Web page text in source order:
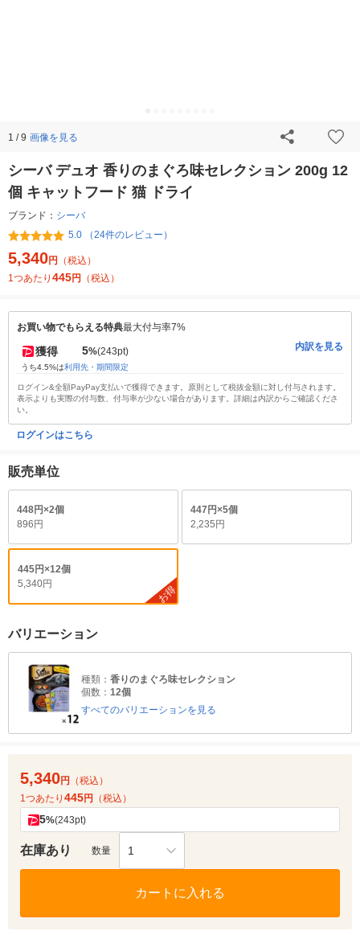
1 / 9 画像を見る
シーバ デュオ 香りのまぐろ味セレクション 200g 12
個 キャットフード 猫 ドライ
ブランド： シーバ
5.0 （24件のレビュー）
5,340円
（税込）
1つあたり 445円 （税込）
お買い物でもらえる特典最大付与率7%
獲得 5%(243pt)
うち4.5%は利用先・期間限定
内訳を見る
ログイン&全額PayPay支払いで獲得できます。原則として税抜金額に対し付与されます。
表示よりも実際の付与数、付与率が少ない場合があります。詳細は内訳からご確認くださ
い。
ログインはこちら
販売単位
448円×2個
896円
447円×5個
2,235円
445円×12個
5,340円
お得
バリエーション
種類： 香りのまぐろ味セレクション
個数： 12個
すべてのバリエーションを見る
5,340円
（税込）
1つあたり 445円 （税込）
5%(243pt)
在庫あり 数量 1
カートに入れる